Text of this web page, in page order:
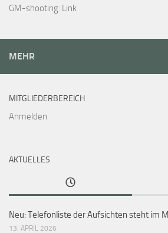
GM-shooting: Link
MEHR
MITGLIEDERBEREICH
Anmelden
AKTUELLES
Neu: Telefonliste der Aufsichten steht im
13. APRIL 2026